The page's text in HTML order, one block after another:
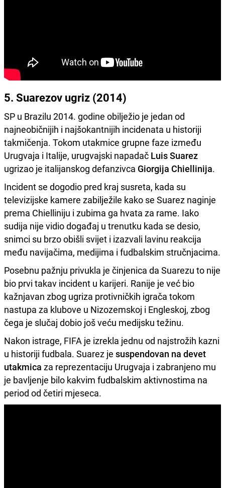
5. Suarezov ugriz (2014)
SP u Brazilu 2014. godine obilježio je jedan od
najneobičnijih i najšokantnijih incidenata u historiji
takmičenja. Tokom utakmice grupne faze između
Urugvaja i Italije, urugvajski napadač Luis Suarez
ugrizao je italijanskog defanzivca Giorgija Chiellinija.
Incident se dogodio pred kraj susreta, kada su
televizijske kamere zabilježile kako se Suarez naginje
prema Chielliniju i zubima ga hvata za rame. Iako
sudija nije vidio događaj u trenutku kada se desio,
snimci su brzo obišli svijet i izazvali lavinu reakcija
među navijačima, medijima i fudbalskim stručnjacima.
Posebnu pažnju privukla je činjenica da Suarezu to nije
bio prvi takav incident u karijeri. Ranije je već bio
kažnjavan zbog ugriza protivničkih igrača tokom
nastupa za klubove u Nizozemskoj i Engleskoj, zbog
čega je slučaj dobio još veću medijsku težinu.
Nakon istrage, FIFA je izrekla jednu od najstrožih kazni
u historiji fudbala. Suarez je suspendovan na devet
utakmica za reprezentaciju Urugvaja i zabranjeno mu
je bavljenje bilo kakvim fudbalskim aktivnostima na
period od četiri mjeseca.